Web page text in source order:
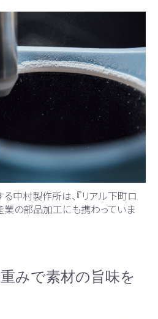
中村製作所は、『リアル下町ロ
業の部品加工にも携わっていま
みで素材の旨味を